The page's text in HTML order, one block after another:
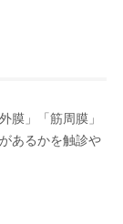
膜」「筋周膜」
あるかを触診や